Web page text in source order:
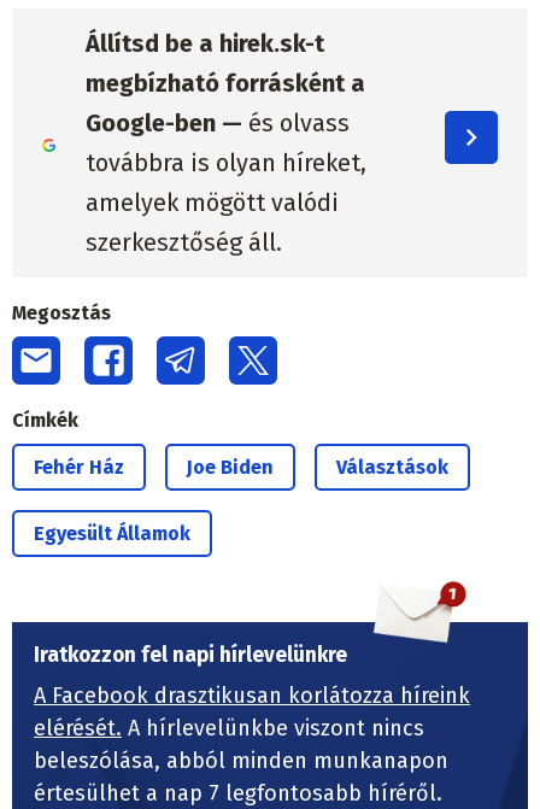
Állítsd be a hirek.sk-t
megbízható forrásként a
Google-ben — és olvass
továbbra is olyan híreket,
amelyek mögött valódi
szerkesztőség áll.
Megosztás
Címkék
Fehér Ház Joe Biden Választások
Egyesült Államok
Iratkozzon fel napi hírlevelünkre
A Facebook drasztikusan korlátozza híreink
elérését. A hírlevelünkbe viszont nincs
beleszólása, abból minden munkanapon
értesülhet a nap 7 legfontosabb híréről.